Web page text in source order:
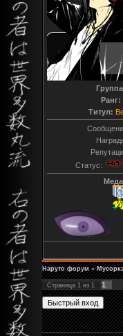
Ранг:
Титул:
Статус:
Наруто форум »
Страница 1 из 1 1